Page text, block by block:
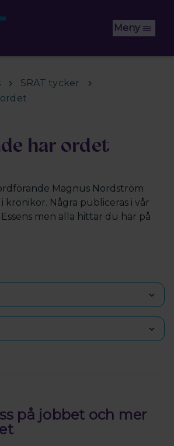
Meny
SRAT tycker
har ordet
Magnus Nordström
krönikor. Några publiceras i vår
men alla hittar du här på
på jobbet och mer